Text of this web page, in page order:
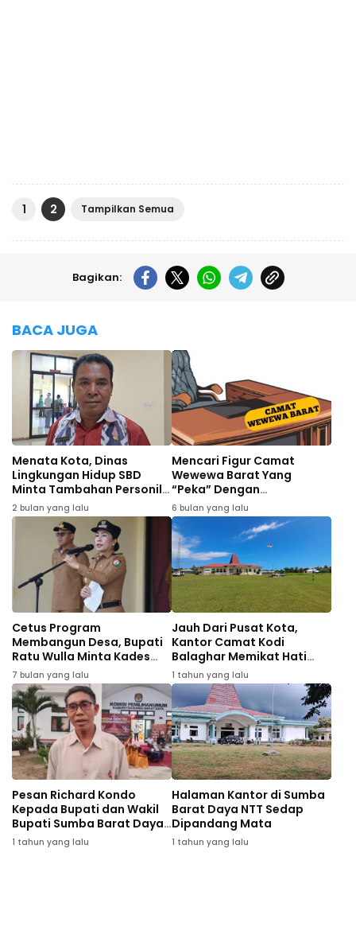
1 2 Tampilkan Semua
Bagikan:
BACA JUGA
Menata Kota, Dinas
Lingkungan Hidup SBD
Minta Tambahan Personil
Penanganan Sampah dan
Ruang Terbuka Lingkungan
2 bulan yang lalu
Mencari Figur Camat
Wewewa Barat Yang
“Peka” Dengan
Pembangunan di 20 Desa:
Membangun Desa, Menata
Kota
6 bulan yang lalu
Cetus Program
Membangun Desa, Bupati
Ratu Wulla Minta Kades
Manfaatkan Potensi Desa
7 bulan yang lalu
Jauh Dari Pusat Kota,
Kantor Camat Kodi
Balaghar Memikat Hati
Meski Sulit Akses Jaringan
Internet
1 tahun yang lalu
Pesan Richard Kondo
Kepada Bupati dan Wakil
Bupati Sumba Barat Daya
NTT
1 tahun yang lalu
Halaman Kantor di Sumba
Barat Daya NTT Sedap
Dipandang Mata
1 tahun yang lalu